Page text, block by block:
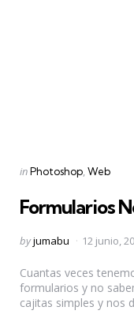
Categories
Posted
inPhotoshop Web
Formularios
Posted
byjumabu 12 junio,
Cuantas veces
formularios y no
cajitas simples y nos